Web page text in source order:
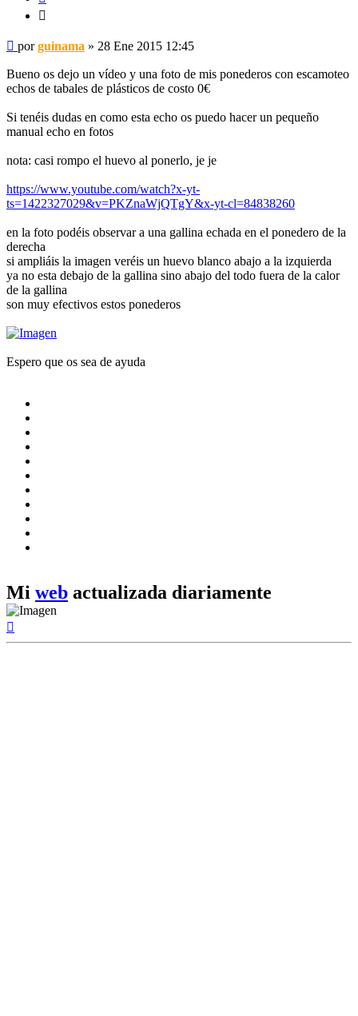
Mensaje
porguinama » 28 Ene 2015 12:45
Bueno os dejo un vídeo y una foto de mis ponederos con escamoteo
echos de tabales de plásticos de costo 0€
Si tenéis dudas en como esta echo os puedo hacer un pequeño
manual echo en fotos
nota: casi rompo el huevo al ponerlo, je je
https://www.youtube.com/watch?x-yt-
ts=1422327029&v=PKZnaWjQTgY&x-yt-cl=84838260
en la foto podéis observar a una gallina echada en el ponedero de la
derecha
si ampliáis la imagen veréis un huevo blanco abajo a la izquierda
ya no esta debajo de la gallina sino abajo del todo fuera de la calor
de la gallina
son muy efectivos estos ponederos
Espero que os sea de ayuda
Mi web actualizada diariamente